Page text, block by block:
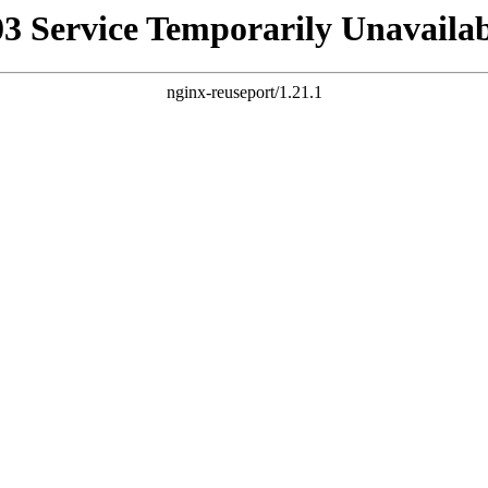
Service Temporarily
nginx-reuseport/1.21.1